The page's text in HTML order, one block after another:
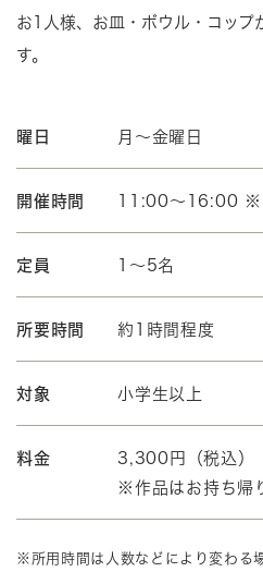
お1人様、お皿・ボウル・コップ
す。
曜日 月～金曜日
開催時間 11:00～16:00
定員 1～5名
所要時間 約1時間程度
対象 小学生以上
料金
3,300円（税込）
※作品はお持ち帰
※所用時間は人数などにより変わる